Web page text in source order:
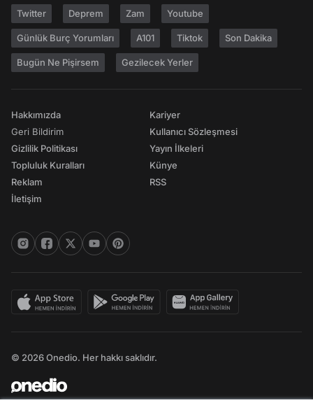
Twitter Deprem Zam Youtube
Günlük Burç Yorumları A101 Tiktok Son Dakika
Bugün Ne Pişirsem Gezilecek Yerler
Hakkımızda
Geri Bildirim
Gizlilik Politikası
Topluluk Kuralları
Reklam
İletişim
Kariyer
Kullanıcı Sözleşmesi
Yayın İlkeleri
Künye
RSS
© 2026 Onedio. Her hakkı saklıdır.